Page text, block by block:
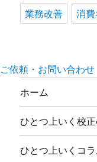
業務改善
消
ご依頼・お問い合わせ
ホーム
ひとつ上いく校
ひとつ上いくコ